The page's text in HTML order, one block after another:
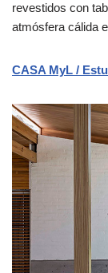
revestidos con
atmósfera cálida
CASA MyL /